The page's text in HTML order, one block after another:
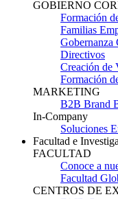
GOBIERNO
Formación
Familias
Gobernanza
Directivos
Creación de
Formación
MARKETING
B2B Brand
In-Company
Soluciones
Facultad e
FACULTAD
Conoce a
Facultad
CENTROS DE